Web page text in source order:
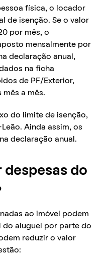
física, o locador
de isenção. Se o valor
por mês, o
mensalmente por
declaração anual,
na ficha
de PF/Exterior,
a mês.
do limite de isenção,
Ainda assim, os
declaração anual.
despesas do
ao imóvel podem
do aluguel por parte do
reduzir o valor